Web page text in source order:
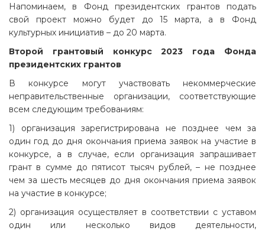
Напоминаем, в Фонд президентских грантов подать
свой проект можно будет до 15 марта, а в Фонд
культурных инициатив – до 20 марта.
Второй грантовый конкурс 2023 года Фонда
президентских грантов
В конкурсе могут участвовать некоммерческие
неправительственные организации, соответствующие
всем следующим требованиям:
1) организация зарегистрирована не позднее чем за
один год до дня окончания приема заявок на участие в
конкурсе, а в случае, если организация запрашивает
грант в сумме до пятисот тысяч рублей, – не позднее
чем за шесть месяцев до дня окончания приема заявок
на участие в конкурсе;
2) организация осуществляет в соответствии с уставом
один или несколько видов деятельности,